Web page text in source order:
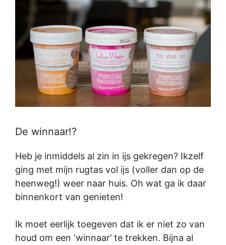
De winnaar!?
Heb je inmiddels al zin in ijs gekregen? Ikzelf
ging met mijn rugtas vol ijs (voller dan op de
heenweg!) weer naar huis. Oh wat ga ik daar
binnenkort van genieten!
Ik moet eerlijk toegeven dat ik er niet zo van
houd om een ‘winnaar’ te trekken. Bijna al